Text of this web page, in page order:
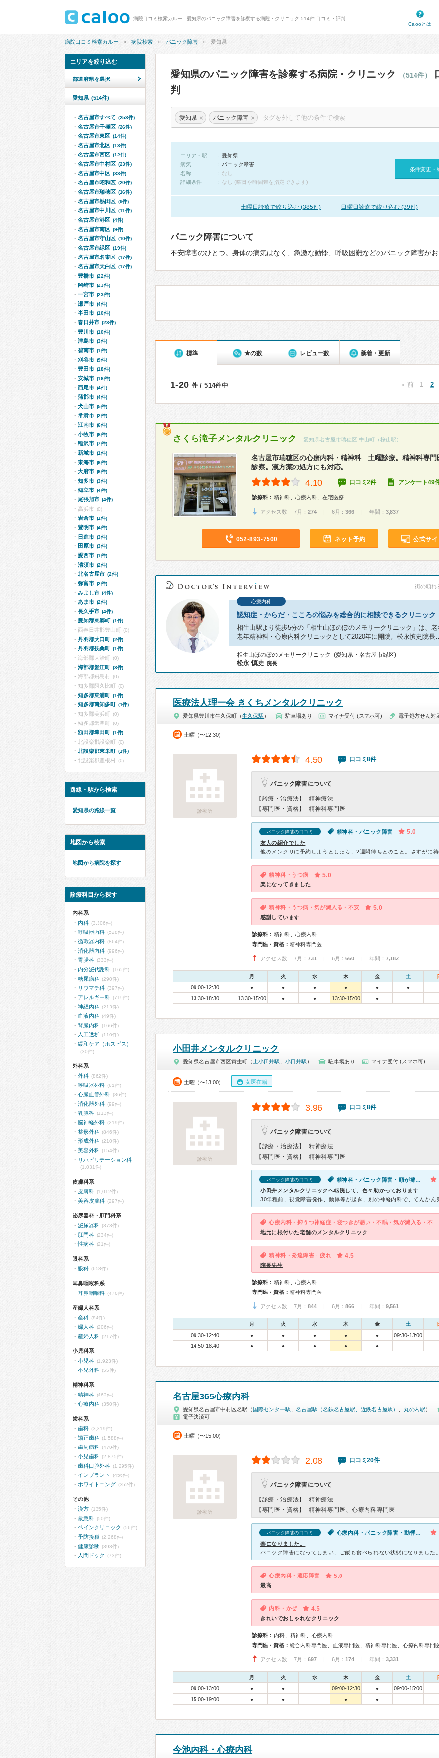
病院口コミ検索カルー - 愛知県のパニック障害を診察する病院・クリニック 514件 口コミ・評判
Calooとは
病院口コミ検索カルー 病院検索 パニック障害 愛知県
愛知県のパニック障害を診察する病院・クリニック （514件）
判
愛知県 × パニック障害 ×
エリア・駅
愛知県
病気
パニック障害
名称
なし
詳細条件
なし (曜日や時間帯を指定できます)
条件変更・
土曜日診療で絞り込む (385件) 日曜日診療で絞り込む (39件)
パニック障害について
不安障害のひとつ。身体の病気はなく、急激な動悸、呼吸困難などのパニック障害が
標準 ★の数 レビュー数 新着・更新
1-20 件 / 514件中 « 前 1 2
さくら滝子メンタルクリニック 愛知県名古屋市瑞穂区 中山町（桜山駅 ）
名古屋市瑞穂区の心療内科・精神科 土曜診療。精神科専門
診察。漢方薬の処方にも対応。
4.10 口コミ2件 アンケート49
診療科： 精神科、心療内科、在宅医療
アクセス数 7月： 274 | 6月： 366 | 年間： 3,837
052-893-7500 ネット予約 公式サイ
街の頼れ
心療内科
認知症・からだ・こころの悩みを総合的に相談できるクリニック
相生山駅より徒歩5分の「相生山ほのぼのメモリークリニック」は、
老年精神科・心療内科クリニックとして2020年に開院。松永慎史院長
相生山ほのぼのメモリークリニック (愛知県・名古屋市緑区)
松永 慎史 院長
医療法人理一会 きくちメンタルクリニック
愛知県豊川市牛久保町（牛久保駅 ） 駐車場あり マイナ受付 (スマホ可) 電子処方せん対
土曜（〜12:30）
診療所
4.50 口コミ8件
パニック障害について
【診療・治療法】
精神療法
【専門医・資格】
精神科専門医
パニック障害の口コミ 精神科・パニック障害 5.0
友人の紹介でした
精神科・うつ病 5.0
楽になってきました
精神科・うつ病・気が滅入る・不安 5.0
感謝しています
診療科： 精神科、心療内科
専門医・資格： 精神科専門医
アクセス数 7月： 731 | 6月： 660 | 年間： 7,182
月 火 水 木 金 土
09:00-12:30 ● ● ● ● ● ●
13:30-18:30 13:30-15:00 ● ● 13:30-15:00 ●
小田井メンタルクリニック
愛知県名古屋市西区貴生町（ 上小田井駅 小田井駅 ） 駐車場あり マイナ受付 (スマホ可)
土曜（〜13:00） 女医在籍
診療所
3.96 口コミ8件
パニック障害について
【診療・治療法】
精神療法
【専門医・資格】
精神科専門医
パニック障害の口コミ 精神科・パニック障害・頭が痛い・気が滅入る・不安
小田井メンタルクリニックへ転院して、色々助かっております
地元に根付いた老舗のメンタルクリニック
精神科・発達障害・疲れ 4.5
院長先生
診療科： 精神科、心療内科
専門医・資格： 精神科専門医
アクセス数 7月： 844 | 6月： 866 | 年間： 9,561
月 火 水 木 金 土
09:30-12:40 ● ● ● ● ●
09:30-13:00
14:50-18:40
● ● ● ● ●
名古屋365心療内科
愛知県名古屋市中村区名駅（ 国際センター駅 名古屋駅（名鉄名古屋駅、近鉄名古屋駅） 丸の内駅 ）
電子決済可
土曜（〜15:00）
診療所
2.08 口コミ20件
パニック障害について
【診療・治療法】
精神療法
【専門医・資格】
精神科専門医、心療内科専門医
パニック障害の口コミ 心療内科・パニック障害・動悸・息切れ
楽になりました。
心療内科・適応障害 5.0
最高
内科・かぜ 4.5
きれいでおしゃれなクリニック
診療科： 内科、精神科、心療内科
専門医・資格： 総合内科専門医、血液専門医、精神科専門医、心療内科専門
アクセス数 7月： 697 | 6月： 174 | 年間： 3,331
月 火 水 木 金 土
09:00-13:00 ● ● 09:00-12:30 ●
09:00-15:00
15:00-19:00
● ● ● ●
今池内科・心療内科
エリアを絞り込む
都道府県を選択
愛知県 (514件)
名古屋市すべて (253件)
名古屋市千種区 (26件)
名古屋市東区 (14件)
名古屋市北区 (13件)
名古屋市西区 (12件)
名古屋市中村区 (23件)
名古屋市中区 (33件)
名古屋市昭和区 (20件)
名古屋市瑞穂区 (16件)
名古屋市熱田区 (9件)
名古屋市中川区 (11件)
名古屋市港区 (4件)
名古屋市南区 (9件)
名古屋市守山区 (10件)
名古屋市緑区 (19件)
名古屋市名東区 (17件)
名古屋市天白区 (17件)
豊橋市 (22件)
岡崎市 (23件)
一宮市 (23件)
瀬戸市 (4件)
半田市 (10件)
春日井市 (23件)
豊川市 (10件)
津島市 (3件)
碧南市 (1件)
刈谷市 (9件)
豊田市 (18件)
安城市 (16件)
西尾市 (4件)
蒲郡市 (4件)
犬山市 (5件)
常滑市 (2件)
江南市 (6件)
小牧市 (8件)
稲沢市 (7件)
新城市 (1件)
東海市 (6件)
大府市 (6件)
知多市 (3件)
知立市 (4件)
尾張旭市 (4件)
高浜市 (0)
岩倉市 (1件)
豊明市 (4件)
日進市 (3件)
田原市 (3件)
愛西市 (1件)
清須市 (2件)
北名古屋市 (2件)
弥富市 (2件)
みよし市 (4件)
あま市 (2件)
長久手市 (4件)
愛知郡東郷町 (1件)
西春日井郡豊山町 (0)
丹羽郡大口町 (2件)
丹羽郡扶桑町 (1件)
海部郡大治町 (0)
海部郡蟹江町 (3件)
海部郡飛島村 (0)
知多郡阿久比町 (0)
知多郡東浦町 (1件)
知多郡南知多町 (1件)
知多郡美浜町 (0)
知多郡武豊町 (0)
額田郡幸田町 (1件)
北設楽郡設楽町 (0)
北設楽郡東栄町 (1件)
北設楽郡豊根村 (0)
路線・駅から検索
愛知県の路線一覧
地図から検索
地図から病院を探す
診療科目から探す
内科系
内科 (3,306件)
呼吸器内科 (528件)
循環器内科 (864件)
消化器内科 (996件)
胃腸科 (333件)
内分泌代謝科 (162件)
糖尿病科 (290件)
リウマチ科 (397件)
アレルギー科 (719件)
神経内科 (213件)
血液内科 (49件)
腎臓内科 (166件)
人工透析 (110件)
緩和ケア（ホスピス）
(30件)
外科系
外科 (862件)
呼吸器外科 (61件)
心臓血管外科 (86件)
消化器外科 (99件)
乳腺科 (113件)
脳神経外科 (219件)
整形外科 (846件)
形成外科 (210件)
美容外科 (154件)
リハビリテーション科
(1,031件)
皮膚科系
皮膚科 (1,012件)
美容皮膚科 (297件)
泌尿器科・肛門科系
泌尿器科 (373件)
肛門科 (234件)
性病科 (21件)
眼科系
眼科 (658件)
耳鼻咽喉科系
耳鼻咽喉科 (476件)
産婦人科系
産科 (84件)
婦人科 (206件)
産婦人科 (217件)
小児科系
小児科 (1,923件)
小児外科 (55件)
精神科系
精神科 (462件)
心療内科 (350件)
歯科系
歯科 (3,819件)
矯正歯科 (1,588件)
歯周病科 (479件)
小児歯科 (2,875件)
歯科口腔外科 (1,295件)
インプラント (456件)
ホワイトニング (352件)
その他
漢方 (135件)
救急科 (50件)
ペインクリニック (56件)
予防接種 (2,268件)
健康診断 (393件)
人間ドック (73件)